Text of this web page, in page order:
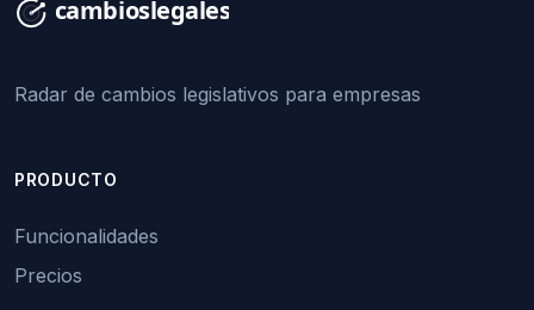
Radar de cambios legislativos para empresas
PRODUCTO
Funcionalidades
Precios